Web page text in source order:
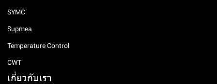
SYMC
Supmea
Temperature Control
CWT
เกี่ยวกับเรา